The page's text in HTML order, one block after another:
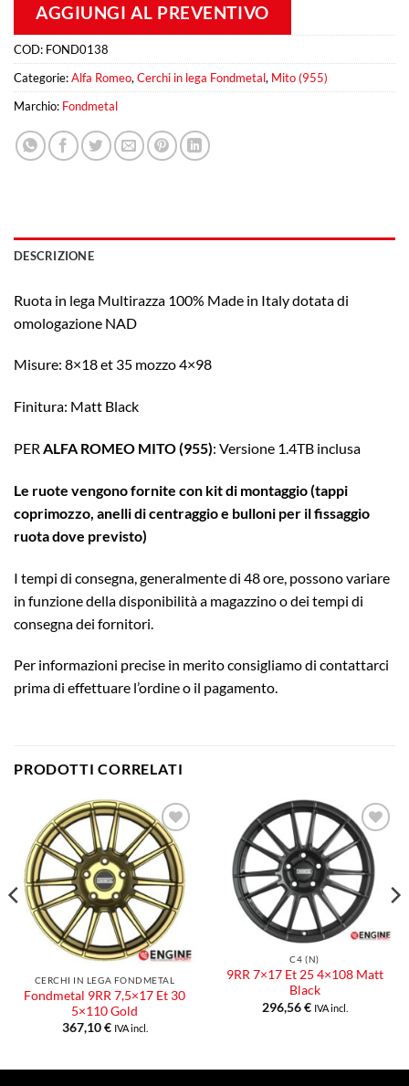
AGGIUNGI AL PREVENTIVO
COD: FOND0138
Categorie:Alfa Romeo, Cerchi in lega Fondmetal, Mito (955)
Marchio: Fondmetal
DESCRIZIONE
Ruota in lega Multirazza 100% Made in Italy dotata di
omologazione NAD
Misure: 8×18 et 35 mozzo 4×98
Finitura: Matt Black
PER ALFA ROMEO MITO (955): Versione 1.4TB inclusa
Le ruote vengono fornite con kit di montaggio (tappi
coprimozzo, anelli di centraggio e bulloni per il fissaggio
ruota dove previsto)
I tempi di consegna, generalmente di 48 ore, possono variare
in funzione della disponibilità a magazzino o dei tempi di
consegna dei fornitori.
Per informazioni precise in merito consigliamo di contattarci
prima di effettuare l’ordine o il pagamento.
PRODOTTI CORRELATI
Aggiungi
alla lista
dei
desideri
CERCHI IN LEGA FONDMETAL
Fondmetal 9RR 7,5×17 Et 30
5×110 Gold
367,10€ IVA incl.
Aggiungi
alla lista
dei
desideri
C4 (N)
9RR 7×17 Et 25 4×108 Matt
Black
296,56€ IVA incl.